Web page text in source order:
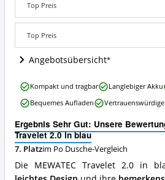
blau
Angebote:
ist
diese
Po
erhältlich?
Top Preis
Top Preis
Angebotsübersicht
Ergebnis Sehr Gut: Unsere
Travelet 2.0 in blau
7. Platzim Po Dusche-Vergleich
Die MEWATEC Travelet 2.0 in
MEWATEC
Travelet
2.0
blau
Vorteile:
Was
spricht
für
Kompakt und tragbar Langlebiger Akku
Bequemes Aufladen